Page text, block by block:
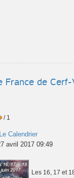
France de
/ 1
Le Calendrier
avril 2017 09:49
Les 16, 17 et